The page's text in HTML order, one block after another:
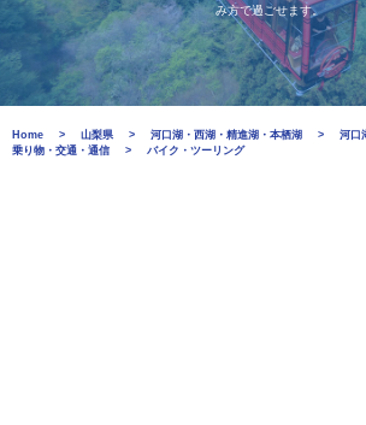
み方で過ごせます。
Home 山梨県 河口湖・西湖・精進湖・本栖湖
河口
乗り物・交通・通信
バイク・ツーリング